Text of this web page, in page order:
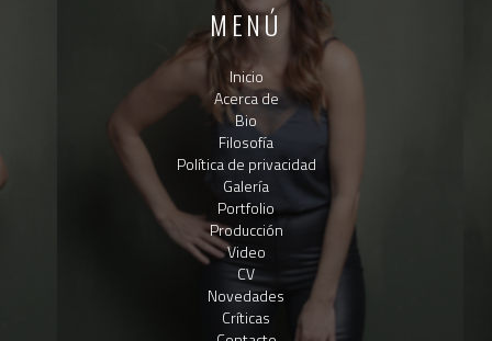
MENÚ
Inicio
Acerca de
Bio
Filosofía
Política de privacidad
Galería
Portfolio
Producción
Video
CV
Novedades
Críticas